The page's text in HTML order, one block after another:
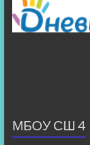
МБОУ СШ 4